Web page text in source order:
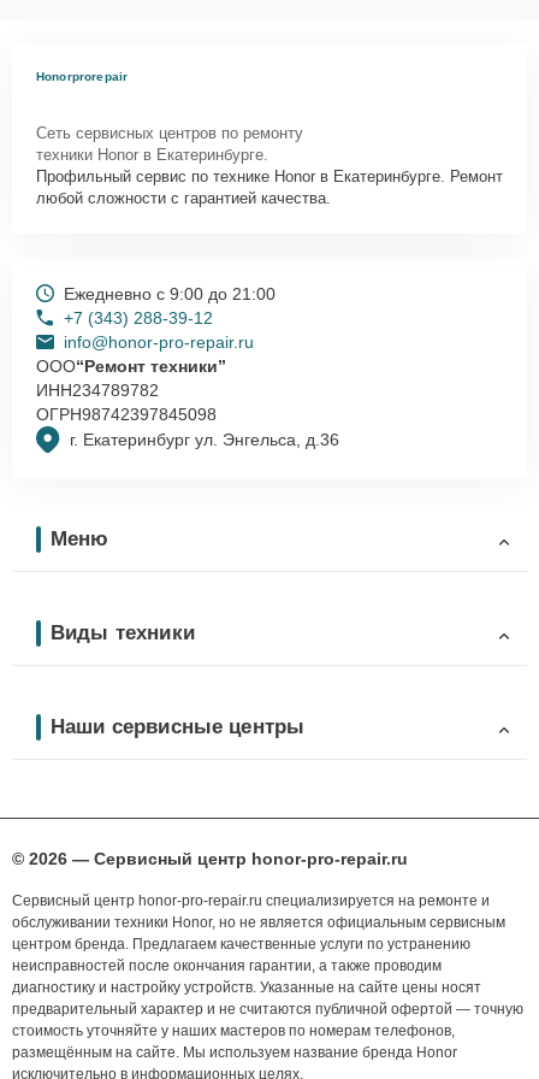
Honorprorepair
Сеть сервисных центров по ремонту
техники Honor в Екатеринбурге.
Профильный сервис по технике Honor в Екатеринбурге. Ремонт
любой сложности с гарантией качества.
г. Екатеринбург ул. Энгельса, д.36
Ежедневно с 9:00 до 21:00
+7 (343) 288-39-12
info@honor-pro-repair.ru
ООО“Ремонт техники”
ИНН234789782
ОГРН98742397845098
Меню
Виды техники
Наши сервисные центры
© 2026 — Сервисный центр honor-pro-repair.ru
Сервисный центр honor-pro-repair.ru специализируется на ремонте и
обслуживании техники Honor, но не является официальным сервисным
центром бренда. Предлагаем качественные услуги по устранению
неисправностей после окончания гарантии, а также проводим
диагностику и настройку устройств. Указанные на сайте цены носят
предварительный характер и не считаются публичной офертой — точную
стоимость уточняйте у наших мастеров по номерам телефонов,
размещённым на сайте. Мы используем название бренда Honor
исключительно в информационных целях.